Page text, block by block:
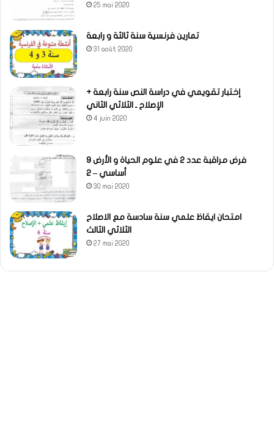
25 mai 2020
تمارين فرنسية سنة ثالثة و رابعة
31 août 2020
إختبار تقويمي في دراسة النص سنة رابعة +
الإصلاح ـ الثلاثي الثاني
4 juin 2020
فرض مراقبة عدد 2 في علوم الحياة و الأرض 9
أساسي – 2
30 mai 2020
امتحان ايقاظ علمي سنة سادسة مع الاصلاح
الثلاثي الثالث
27 mai 2020